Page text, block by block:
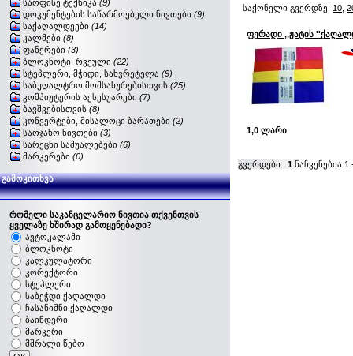
საოფისე ტექნიკა (9)
დოკუმენტების საწარმოებელი ნივთები (9)
საქაღალდეები (14)
კალმები (8)
ფანქრები (3)
ბლოკნოტი, რვეული (22)
სტეპლერი, მჭიდი, სახვრეტელა (9)
საბუღალტრო მომსახურებისთვის (25)
კომპიუტერის აქსესუარები (7)
ბავშვებისთვის (8)
კონვერტები, მისალოცი ბარათები (2)
საოჯახო ნივთები (3)
სარეცხი საშუალებები (6)
მარკერები (0)
გამოკითხვა
რომელი საკანცელარიო ნივთია თქვენთვის
ყველაზე ხშირად გამოყენებადი?
ავტოკალამი
ბლოკნოტი
კალკულატორი
კორექტორი
სტეპლერი
საბეჭდი ქაღალდი
ჩასანიშნი ქაღალდი
ბაინდერი
მარკერი
მშრალი წებო
საქონელი გვერდზე: 10
ფერადი ,,ჟატის
1,0 ლარი
გვერდები: 1 ნაჩვენებია 1